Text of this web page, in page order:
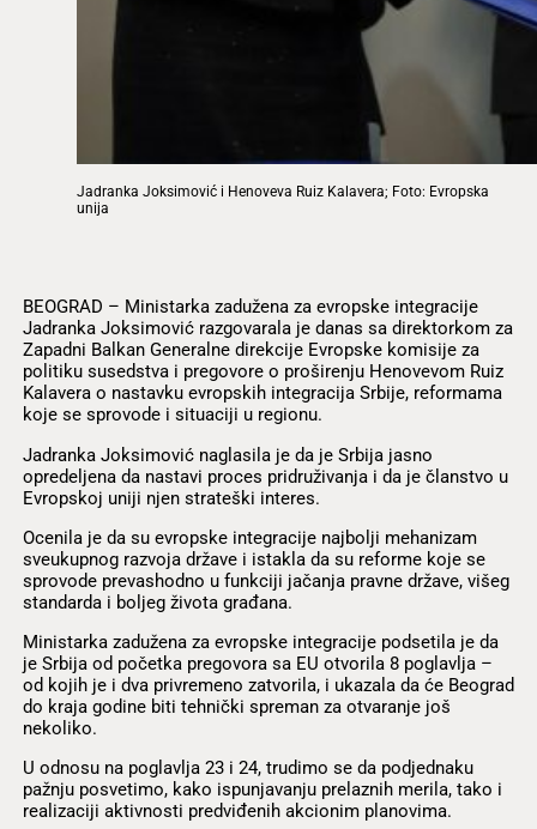
Jadranka Joksimović i Henoveva Ruiz Kalavera; Foto: Evropska
unija
BEOGRAD – Ministarka zadužena za evropske integracije
Jadranka Joksimović razgovarala je danas sa direktorkom za
Zapadni Balkan Generalne direkcije Evropske komisije za
politiku susedstva i pregovore o proširenju Henovevom Ruiz
Kalavera o nastavku evropskih integracija Srbije, reformama
koje se sprovode i situaciji u regionu.
Jadranka Joksimović naglasila je da je Srbija jasno
opredeljena da nastavi proces pridruživanja i da je članstvo u
Evropskoj uniji njen strateški interes.
Ocenila je da su evropske integracije najbolji mehanizam
sveukupnog razvoja države i istakla da su reforme koje se
sprovode prevashodno u funkciji jačanja pravne države, višeg
standarda i boljeg života građana.
Ministarka zadužena za evropske integracije podsetila je da
je Srbija od početka pregovora sa EU otvorila 8 poglavlja –
od kojih je i dva privremeno zatvorila, i ukazala da će Beograd
do kraja godine biti tehnički spreman za otvaranje još
nekoliko.
U odnosu na poglavlja 23 i 24, trudimo se da podjednaku
pažnju posvetimo, kako ispunjavanju prelaznih merila, tako i
realizaciji aktivnosti predviđenih akcionim planovima.